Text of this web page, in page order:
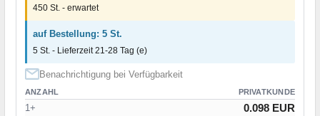
450 St. - erwartet
auf Bestellung: 5 St.
5 St. - Lieferzeit 21-28 Tag (e)
Benachrichtigung bei Verfügbarkeit
ANZAHL PRIVATKUNDE
1+ 0.098 EUR